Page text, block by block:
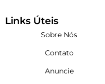
Links Úteis
Sobre Nós
Contato
Anuncie